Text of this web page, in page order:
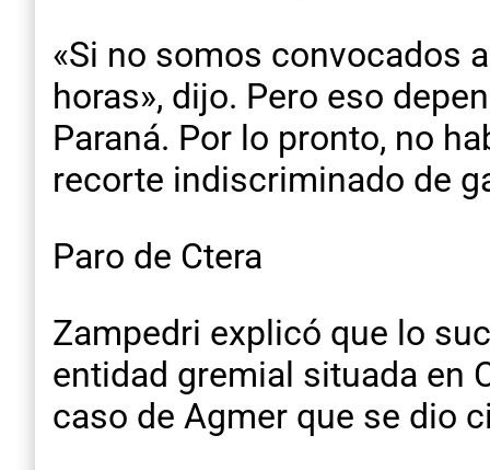
«Si no somos convocados
horas», dijo. Pero eso
Paraná. Por lo pronto, no
recorte indiscriminado de
Paro de Ctera
Zampedri explicó que lo
entidad gremial situada en
caso de Agmer que se dio